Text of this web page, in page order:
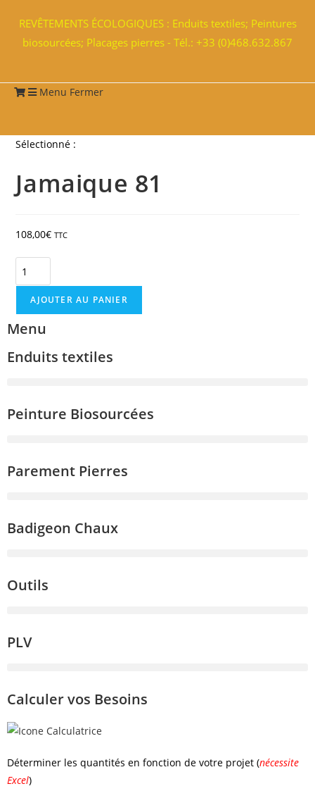
REVÊTEMENTS ÉCOLOGIQUES : Enduits textiles; Peintures
biosourcées; Placages pierres - Tél.: +33 (0)468.632.867
Menu Fermer
Sélectionné :
Jamaique 81
108,00€ TTC
AJOUTER AU PANIER
Menu
Enduits textiles
Peinture Biosourcées
Parement Pierres
Badigeon Chaux
Outils
PLV
Calculer vos Besoins
Déterminer les quantités en fonction de votre projet (nécessite
Excel)